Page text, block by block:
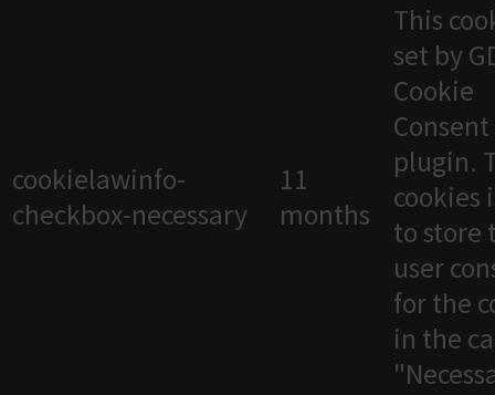
cookielawinfo-
checkbox-necessary
11
months
This
set by
Cookie
Consent
plugin.
cookies
to store
user
for the
in the